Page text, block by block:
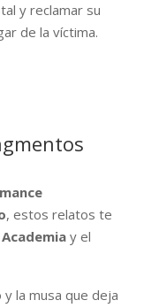
y reclamar su
de la víctima.
, estos relatos te
y el
la musa que deja